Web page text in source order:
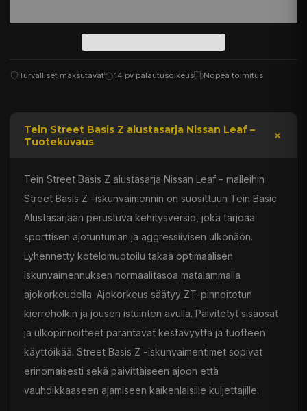
Turvalliset maksutavat 14 pv palautusoikeus Nopea toimitus
Tein Street Basis Z alustasarja Nissan Leaf –
Tuotekuvaus
Tein Street Basis Z alustasarja Nissan Leaf - malleihin
Street Basis Z -iskunvaimennin on suosittuun Tein Basic
Alustasarjaan perustuva kehitysversio, joka tarjoaa
sporttisen ajotuntuman ja aggressiivisen ulkonäön.
Lyhennetty kotelomuotoilu takaa optimaalisen
iskunvaimennuksen normaalitasoa matalammalla
ajokorkeudella. Ajokorkeus säätyy ZT-pinnoitetun
kierreholkin ja jousen istuinten avulla. Päivitetyt sisäosat
ja ulkopinnoitteet parantavat kestävyyttä ja tuotteen
käyttöikää. Street Basis Z -iskunvaimentimet sopivat
erinomaisesti sekä päivittäiseen ajoon että
vauhdikkaaseen ajamiseen kaikenlaisille kuljettajille.